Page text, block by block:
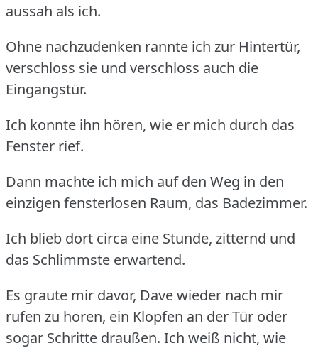
aussah als ich.
Ohne nachzudenken rannte ich zur Hintertür,
verschloss sie und verschloss auch die
Eingangstür.
Ich konnte ihn hören, wie er mich durch das
Fenster rief.
Dann machte ich mich auf den Weg in den
einzigen fensterlosen Raum, das Badezimmer.
Ich blieb dort circa eine Stunde, zitternd und
das Schlimmste erwartend.
Es graute mir davor, Dave wieder nach mir
rufen zu hören, ein Klopfen an der Tür oder
sogar Schritte draußen. Ich weiß nicht, wie